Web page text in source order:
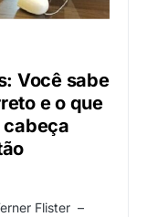
Você sabe
e o que
Flister –